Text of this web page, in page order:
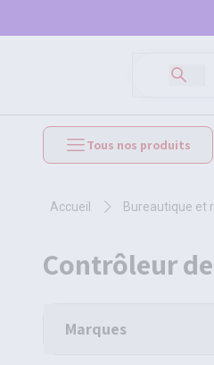
Tous nos produits
accueil bureautique et
contrôleur
Marques